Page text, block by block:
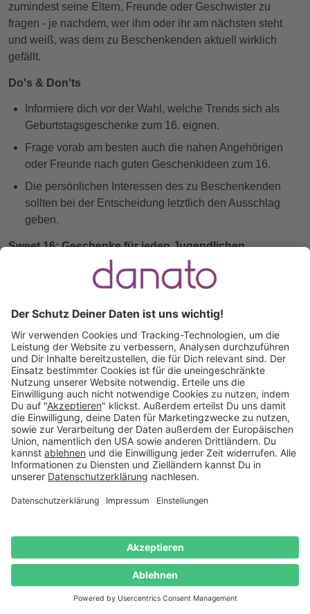
zumindest seine Eltern, Freunde oder Geschwister zu
fragen - je nachdem, wer ihm oder ihr am nächsten steht
und weiß, was dem zu Beschenkenden aktuell wirklich
gefällt.
Do's & Don'ts
Informiere dich vor der Wahl, welche Trends sich als
Geburtstagsgeschenke zum 16. eignen.
Frage vorab am besten auch die nahen Angehörigen
oder Freunde nach guten Geschenkideen zum 16.
Die persönlichen Interessen des zu Beschenkenden
sollten bei der Entscheidung letztlich den Ausschlag
geben.
Sweet 16: Geschenke für jeden Jugendlichen
Er hat einen großen Freundeskreis und dieser ist ihm
auch besonders wichtig. Als eingeschworene Clique
gibt es praktisch nichts, was nicht gemeinsam
unternommen wird. Ausflüge, Partys und manch ein
Hobby wird geteilt, weshalb man den Cliquentyp auch
fast nie alleine sieht.
Besondere Kennzeichen: Ständig chattet oder telefoniert
er mit seinen Freunden.
Unsere Empfehlung: Um mit seinen Freunden das
wichtige Alter von 16 Jahren zu begehen, ist der
Tischkicker perfekt geeignet. Da kann selbst eine große
Clique zusammen Turniere spielen und feiern. Für die
kulinarische Versorgung bietet sich der platzsparende
reichlich Fleisch oder gegrilltem Gemüse versorgen
Der Bücherwurm nutzt seine Freizeit am liebsten dazu,